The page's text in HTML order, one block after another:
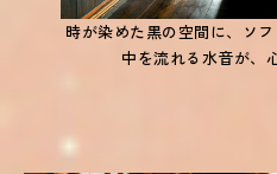
時が染めた黒の空間に、ソ
中を流れる水音が、